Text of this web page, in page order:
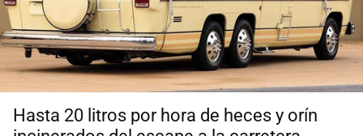
Hasta 20 litros por hora de heces y orín